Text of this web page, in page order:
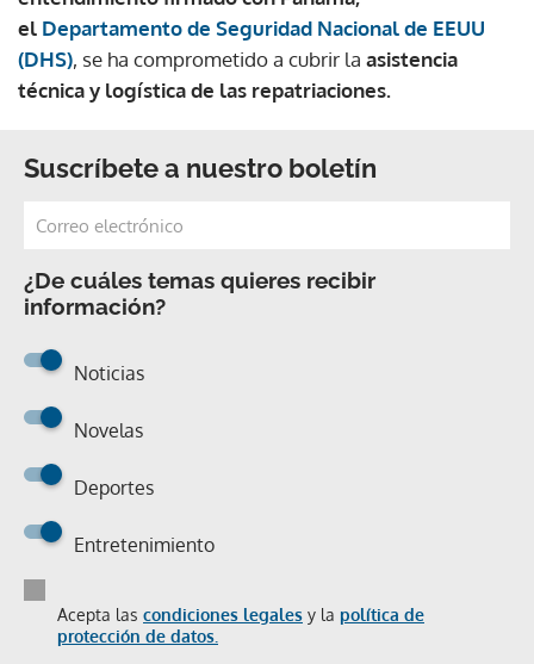
el Departamento de Seguridad Nacional de EEUU
(DHS), se ha comprometido a cubrir la asistencia
técnica y logística de las repatriaciones.
Suscríbete a nuestro boletín
¿De cuáles temas quieres recibir
información?
Noticias
Novelas
Deportes
Entretenimiento
Acepta las condiciones legales y la política de
protección de datos.